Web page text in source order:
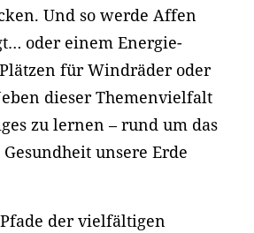
Und so werde Affen
oder einem Energie-
für Windräder oder
dieser Themenvielfalt
zu lernen – rund um das
unsere Erde
der vielfältigen